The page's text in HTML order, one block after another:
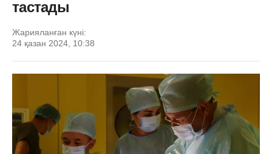
тастады
Жарияланған күні:
24 қазан 2024, 10:38